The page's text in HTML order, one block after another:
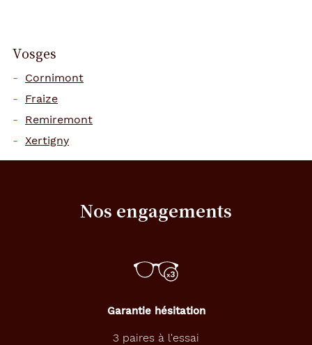
Vosges
Cornimont
Fraize
Remiremont
Xertigny
Nos engagements
Garantie hésitation
3 paires à l'essai